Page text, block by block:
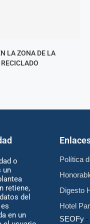
LA ZONA DE LA
o
un
retiene,
del
en un
Política
Digesto
Hotel
SEOFy-